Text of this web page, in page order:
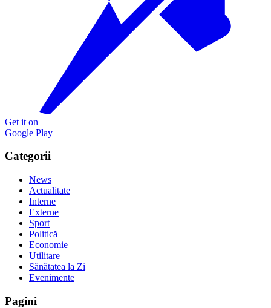
Get it on
Google Play
Categorii
News
Actualitate
Interne
Externe
Sport
Politică
Economie
Utilitare
Sănătatea la Zi
Evenimente
Pagini